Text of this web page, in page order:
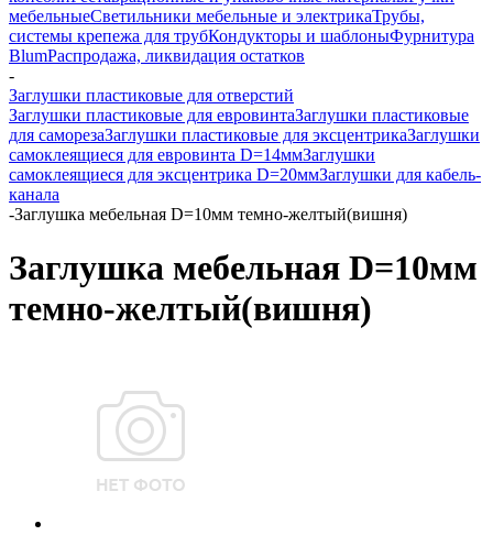
мебельныеСветильники мебельные и электрикаТрубы,
системы крепежа для трубКондукторы и шаблоныФурнитура
BlumРаспродажа, ликвидация остатков
-
Заглушки пластиковые для отверстий
Заглушки пластиковые для евровинтаЗаглушки пластиковые
для саморезаЗаглушки пластиковые для эксцентрикаЗаглушки
самоклеящиеся для евровинта D=14ммЗаглушки
самоклеящиеся для эксцентрика D=20ммЗаглушки для кабель-
канала
-Заглушка мебельная D=10мм темно-желтый(вишня)
Заглушка мебельная D=10мм
темно-желтый(вишня)